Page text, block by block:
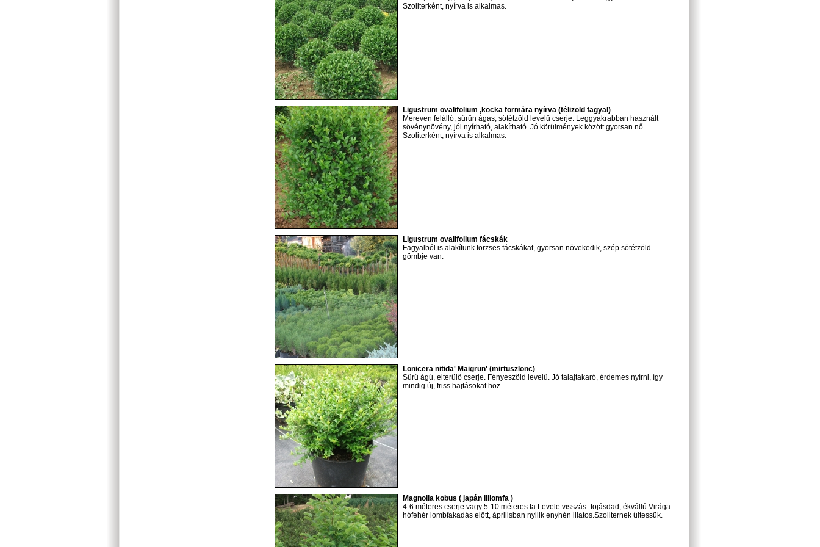
Szoliterként, nyírva is alkalmas.
Ligustrum ovalifolium ,kocka formára nyírva (télizöld fagyal)
Mereven felálló, sűrűn ágas, sötétzöld levelű cserje. Leggyakrabban használt
sövénynövény, jól nyírható, alakítható. Jó körülmények között gyorsan nő.
Szoliterként, nyírva is alkalmas.
Ligustrum ovalifolium fácskák
Fagyalból is alakítunk törzses fácskákat, gyorsan növekedik, szép sötétzöld
gömbje van.
Lonicera nitida' Maigrün' (mirtuszlonc)
Sűrű ágú, elterülő cserje. Fényeszöld levelű. Jó talajtakaró, érdemes nyírni, így
mindig új, friss hajtásokat hoz.
Magnolia kobus ( japán liliomfa )
4-6 méteres cserje vagy 5-10 méteres fa.Levele visszás- tojásdad, ékvállú.Virága
hófehér lombfakadás előtt, áprilisban nyilik enyhén illatos.Szoliternek ültessük.